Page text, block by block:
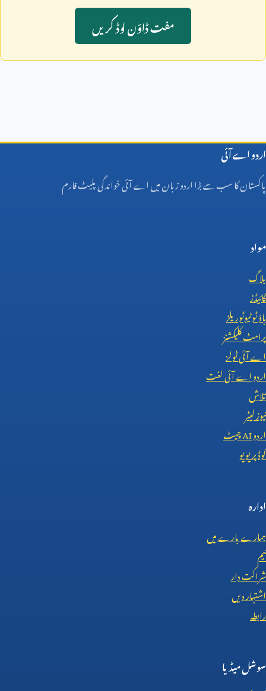
مفت ڈاؤن لوڈ کريں
اردو اے آئی
پاکستان کا سب سے بڑا اردو زبان میں اے آئی خواندگی پلیٹ فارم
مواد
بلاگ
گائیڈز
ہاؤ ٹو ٹیوٹوریلز
پرامٹ کلیکشنز
اے آئی ٹولز
اردو اے آئی لغت
تلاش
نیوز لیٹر
اردوAIچیٹ
کوڈ پریویو
ادارہ
ہمارے بارے میں
ٹیم
شراکت دار
اشتہار دیں
رابطہ
سوشل میڈیا